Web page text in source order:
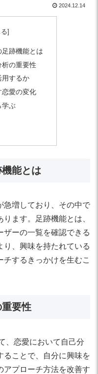
2024.12.14
跡機能とは
の重要性
用するか
恋愛の変化
学ぶ
能とは
急増しており、その中で
ます。足跡機能とは、
ザーの一覧を確認できる
り、興味を持たれている
チするきっかけを生むこ
要性
、恋愛において自己分
ることで、自分に興味を
アプローチ方法を改善す